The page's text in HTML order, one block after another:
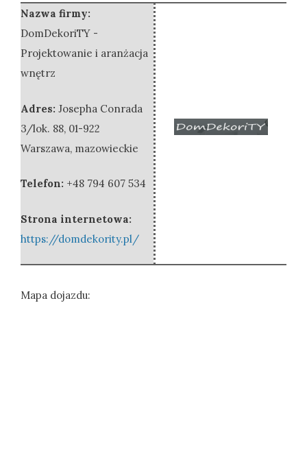
Nazwa firmy:
DomDekoriTY -
Projektowanie i aranżacja
wnętrz
Adres: Josepha Conrada
3/lok. 88, 01-922
Warszawa, mazowieckie
Telefon: +48 794 607 534
Strona internetowa:
https://domdekority.pl/
Mapa dojazdu: